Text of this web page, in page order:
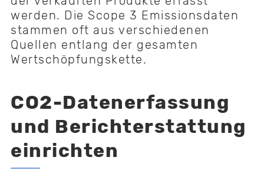
werden. Die Scope 3 Emissionsdaten
stammen oft aus verschiedenen
Quellen entlang der gesamten
Wertschöpfungskette.
CO2-Datenerfassung
und Berichterstattung
einrichten